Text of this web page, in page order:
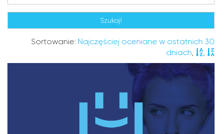
Sortowanie: Najczęściej oceniane w ostatnich 30
dniach, ,